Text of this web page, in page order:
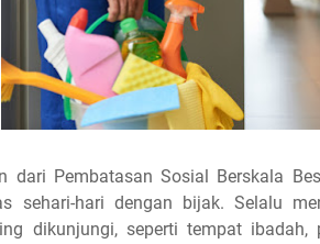
dari Pembatasan Sosial Berskala
sehari-hari dengan bijak. Selalu
dikunjungi, seperti tempat ibadah,